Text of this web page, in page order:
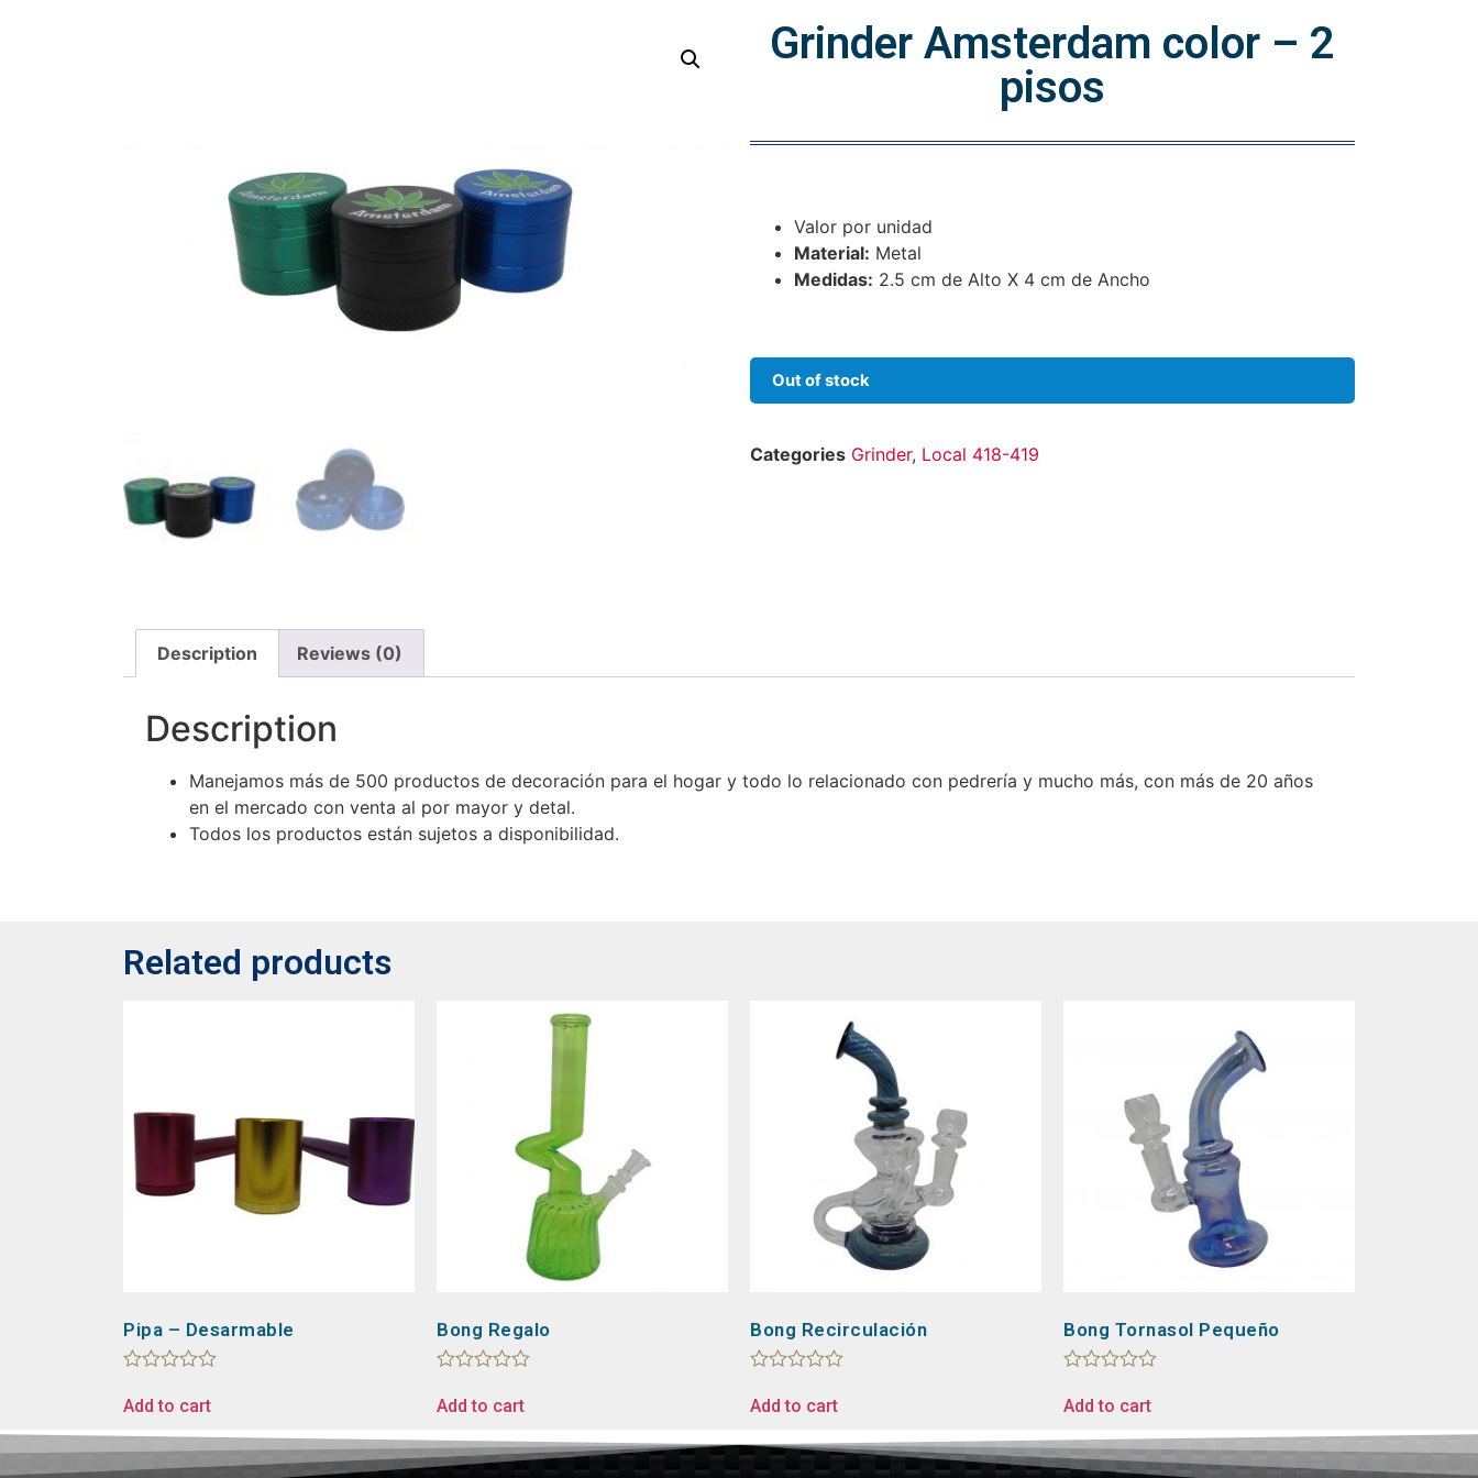
Grinder Amsterdam color – 2
pisos
Valor por unidad
Material: Metal
Medidas: 2.5 cm de Alto X 4 cm de Ancho
Out of stock
Categories Grinder, Local 418-419
Description Reviews (0)
Description
Manejamos más de 500 productos de decoración para el hogar y todo lo relacionado con pedrería y mucho más, con más de 20 años
en el mercado con venta al por mayor y detal.
Todos los productos están sujetos a disponibilidad.
Related products
Pipa – Desarmable
0
of
5
Add to cart
Bong Regalo
0
of
5
Add to cart
Bong Recirculación
0
5
Add to cart
Bong Tornasol Pequeño
0
of
5
Add to cart